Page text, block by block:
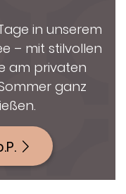
in unserem
– mit stilvollen
am privaten
ganz